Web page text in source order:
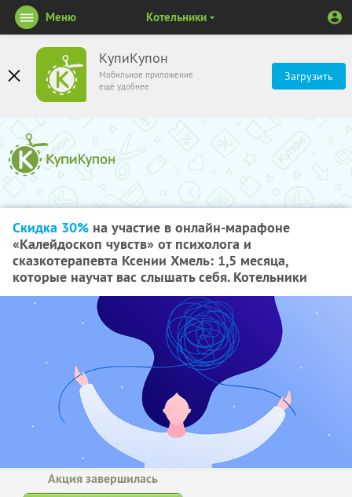
КупиКупон
Мобильное приложение
ещё удобнее
Загрузить
Меню Котельники
Скидка 30% на участие в онлайн-марафоне
«Калейдоскоп чувств» от психолога и
сказкотерапевта Ксении Хмель: 1,5 месяца,
которые научат вас слышать себя. Котельники
Акция завершилась